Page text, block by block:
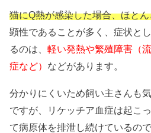
猫にQ熱が感染した場合、ほと
顕性であることが多く、症状と
るのは、軽い発熱や繁殖障害（
症など） などがあります。
分かりにくいため飼い主さんも
ですが、リケッチア血症は起こ
て病原体を排泄し続けているの